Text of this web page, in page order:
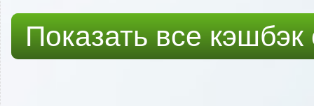
Показать все